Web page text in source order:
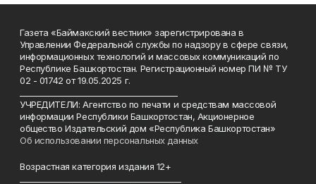
Газета «Баймакский вестник» зарегистрирована в
Управлении Федеральной службы по надзору в сфере связи,
информационных технологий и массовых коммуникаций по
Республике Башкортостан. Регистрационный номер ПИ № ТУ
02 - 01742 от 19.05.2025 г.
УЧРЕДИТЕЛИ: Агентство по печати и средствам массовой
информации Республики Башкортостан, Акционерное
общество Издательский дом «Республика Башкортостан»
Об использовании персональных данных
Возрастная категория издания 12+